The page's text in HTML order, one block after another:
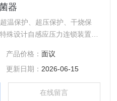
器
温保护、超压保护、干烧保
殊设计自感应压力连锁装置、
产品价格： 面议
更新日期： 2026-06-15
在线留言